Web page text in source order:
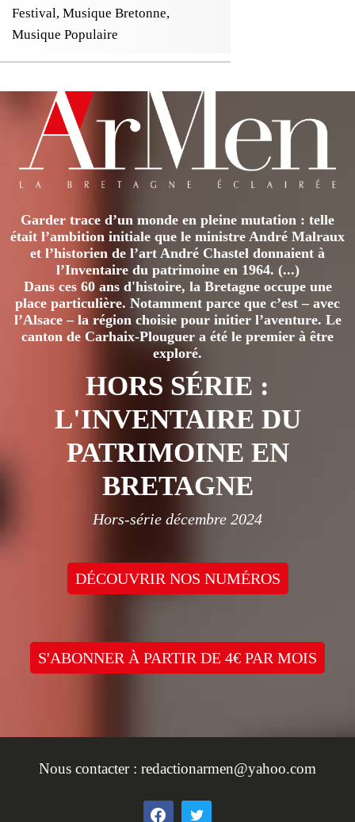
Festival, Musique Bretonne,
Musique Populaire
Garder trace d’un monde en pleine mutation : telle
était l’ambition initiale que le ministre André Malraux
et l’historien de l’art André Chastel donnaient à
l’Inventaire du patrimoine en 1964. (...)
Dans ces 60 ans d'histoire, la Bretagne occupe une
place particulière. Notamment parce que c’est – avec
l’Alsace – la région choisie pour initier l’aventure. Le
canton de Carhaix-Plouguer a été le premier à être
exploré.
HORS SÉRIE :
L'INVENTAIRE DU
PATRIMOINE EN
BRETAGNE
Hors-série décembre 2024
DÉCOUVRIR NOS NUMÉROS
S'ABONNER À PARTIR DE 4€ PAR MOIS
Nous contacter : redactionarmen@yahoo.com